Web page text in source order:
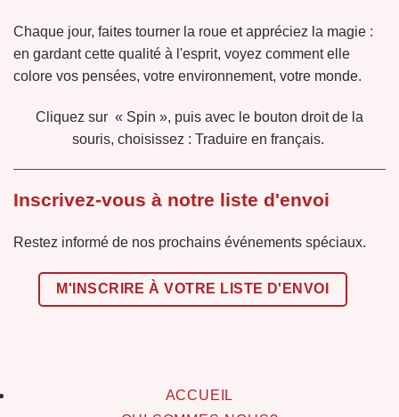
Chaque jour, faites tourner la roue et appréciez la magie :
en gardant cette qualité à l'esprit, voyez comment elle
colore vos pensées, votre environnement, votre monde.
Cliquez sur « Spin », puis avec le bouton droit de la
souris, choisissez : Traduire en français.
Inscrivez-vous à notre liste d'envoi
Restez informé de nos prochains événements spéciaux.
M'INSCRIRE À VOTRE LISTE D'ENVOI
ACCUEIL